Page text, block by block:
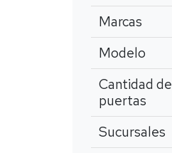
Marcas
Modelo
Cantidad de
puertas
Sucursales